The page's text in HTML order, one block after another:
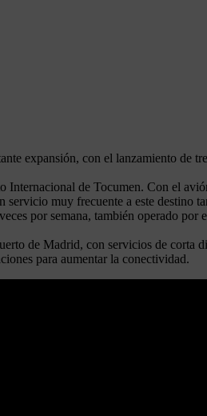
expansión, con el lanzamiento de
de Tocumen. Con el
servicio muy frecuente a este destino
por semana, también operado
de Madrid, con servicios de corta
para aumentar la conectividad.